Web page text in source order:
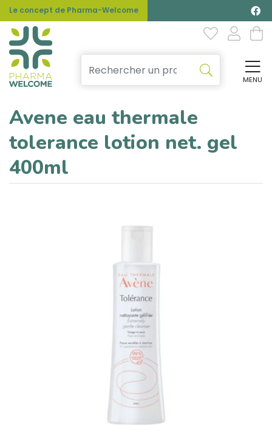
Le concept de Pharma-Welcome
MENU
Avene eau thermale
tolerance lotion net. gel
400ml